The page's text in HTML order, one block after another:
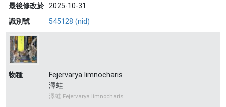
最後修改於 2025-10-31
識別號
545128 (nid)
物種
Fejervarya limnocharis
澤蛙
澤蛙 Fejervarya limnocharis